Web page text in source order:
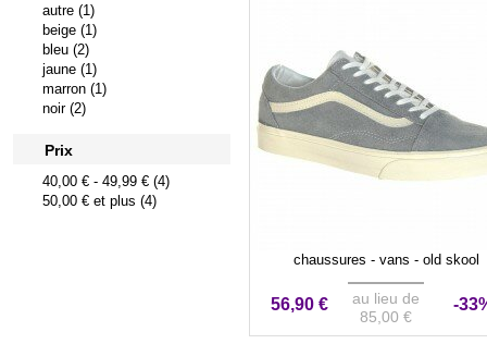
autre (1)
beige (1)
bleu (2)
jaune (1)
marron (1)
noir (2)
Prix
40,00 € -49,99 € (4)
50,00 € et plus (4)
chaussures - vans - old skool
56,90 €
au lieu de
85,00 €
-